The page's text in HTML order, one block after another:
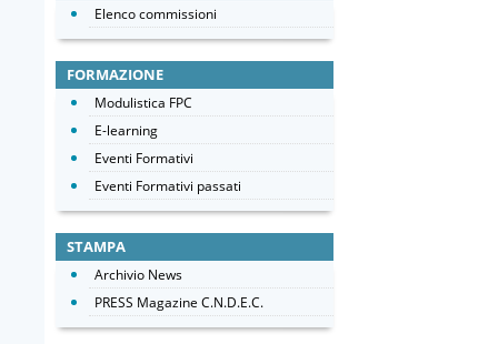
Elenco commissioni
FORMAZIONE
Modulistica FPC
E-learning
Eventi Formativi
Eventi Formativi passati
STAMPA
Archivio News
PRESS Magazine C.N.D.E.C.